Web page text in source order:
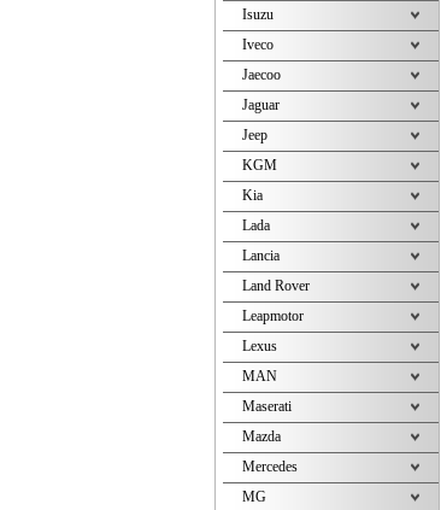
Isuzu
Iveco
Jaecoo
Jaguar
Jeep
KGM
Kia
Lada
Lancia
Land Rover
Leapmotor
Lexus
MAN
Maserati
Mazda
Mercedes
MG